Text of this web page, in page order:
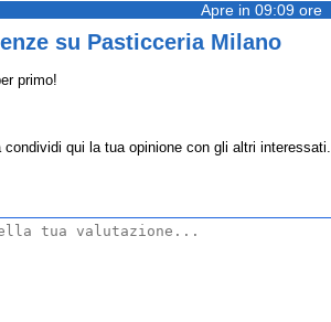
Apre in 09:09 ore
su Pasticceria Milano
primo!
qui la tua opinione con gli altri interessati.